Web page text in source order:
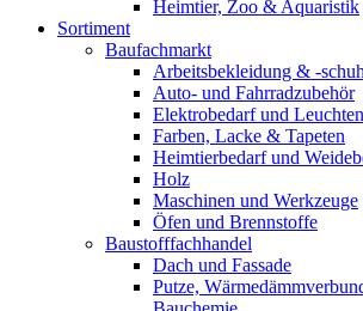
Heimtier, Zoo & Aquaristik
Sortiment
Baufachmarkt
Arbeitsbekleidung & -
Auto- und Fahrradzubehör
Elektrobedarf und Leuchten
Farben, Lacke & Tapeten
Heimtierbedarf und
Holz
Maschinen und Werkzeuge
Öfen und Brennstoffe
Baustofffachhandel
Dach und Fassade
Putze,